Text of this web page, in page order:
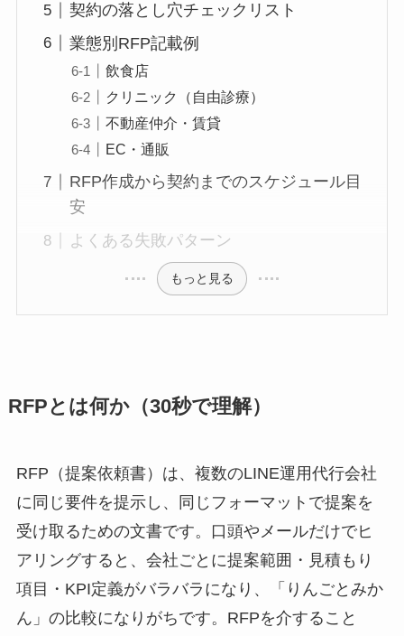
契約の落とし穴チェックリスト
業態別RFP記載例
飲食店
クリニック（自由診療）
不動産仲介・賃貸
EC・通販
RFP作成から契約までのスケジュール目
安
よくある失敗パターン
もっと見る
RFPとは何か（30秒で理解）
RFP（提案依頼書）は、複数のLINE運用代行会社
に同じ要件を提示し、同じフォーマットで提案を
受け取るための文書です。口頭やメールだけでヒ
アリングすると、会社ごとに提案範囲・見積もり
項目・KPI定義がバラバラになり、「りんごとみか
ん」の比較になりがちです。RFPを介すること